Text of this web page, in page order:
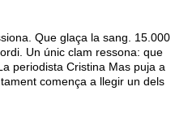
Que glaça la sang. 15.000
Un únic clam ressona: que
periodista Cristina Mas puja a
comença a llegir un dels